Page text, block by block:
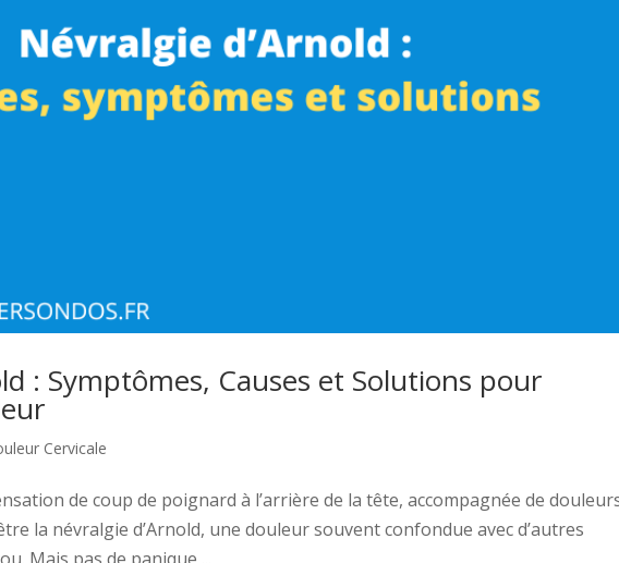
: Symptômes, Causes et Solutions pour
Cervicale
de coup de poignard à l’arrière de la tête, accompagnée de
la névralgie d’Arnold, une douleur souvent confondue avec d’autres